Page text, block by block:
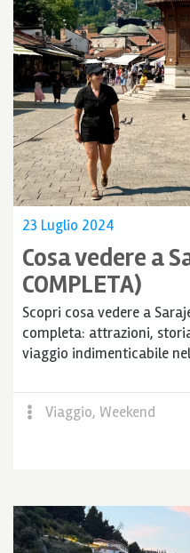
23 Luglio 2024
Cosa vedere a
COMPLETA)
Scopri cosa vedere a
completa: attrazioni,
viaggio indimenticabile
Viaggio, Weekend